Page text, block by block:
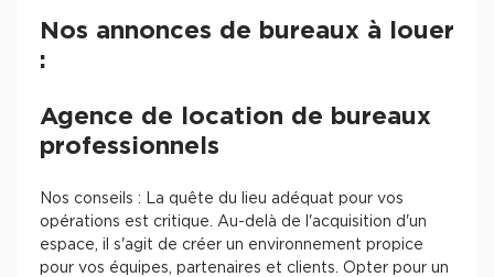
Nos annonces de bureaux à louer
:
Agence de location de bureaux
professionnels
Nos conseils : La quête du lieu adéquat pour vos
opérations est critique. Au-delà de l'acquisition d'un
espace, il s'agit de créer un environnement propice
pour vos équipes, partenaires et clients. Opter pour un